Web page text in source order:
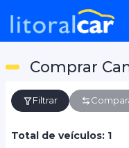
Comprar
Filtrar
Total de veículos: 1